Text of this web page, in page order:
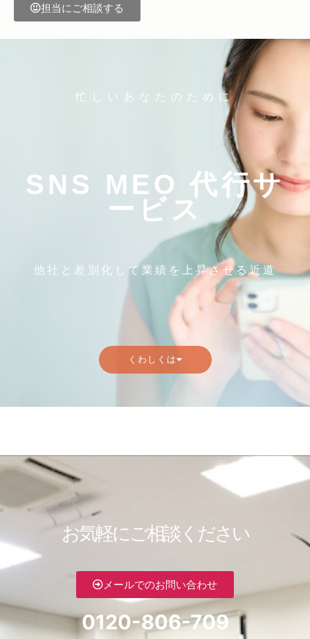
担当にご相談する
忙しいあなたのために
SNS MEO 代行サ
ービス
他社と差別化して業績を上昇させる近道
くわしくは
お気軽にご相談ください
メールでのお問い合わせ
0120-806-709